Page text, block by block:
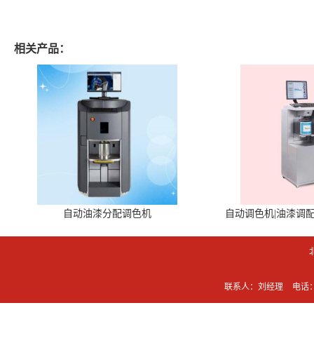
相关产品：
自动油漆分配调色机 自动调色机|油漆调
联系人：刘经理 电话